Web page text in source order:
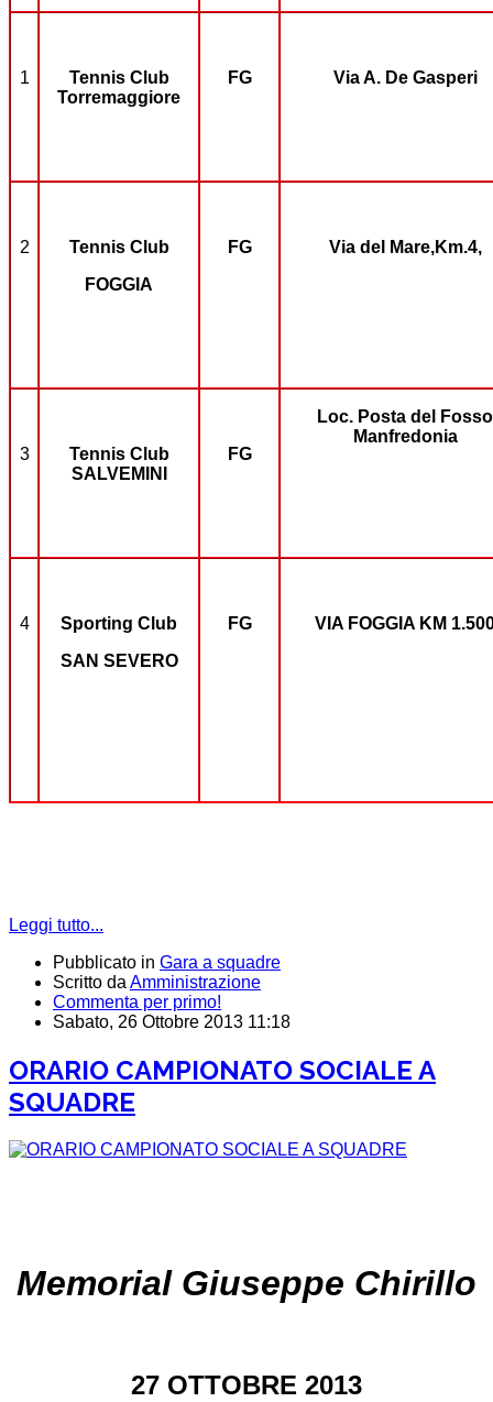
1
Tennis Club
Torremaggiore
FG Via A. De Gasperi
2
Tennis Club
FOGGIA
FG Via del Mare,Km.4,
3
Tennis Club
SALVEMINI
FG
Loc. Posta del Fosso
Manfredonia
4
Sporting Club
SAN SEVERO
FG VIA FOGGIA KM
Leggi tutto...
Pubblicato in Gara a squadre
Scritto daAmministrazione
Commenta per primo!
Sabato, 26 Ottobre 2013 11:18
ORARIO CAMPIONATO SOCIALE A
SQUADRE
Memorial Giuseppe Chirillo
27 OTTOBRE 2013